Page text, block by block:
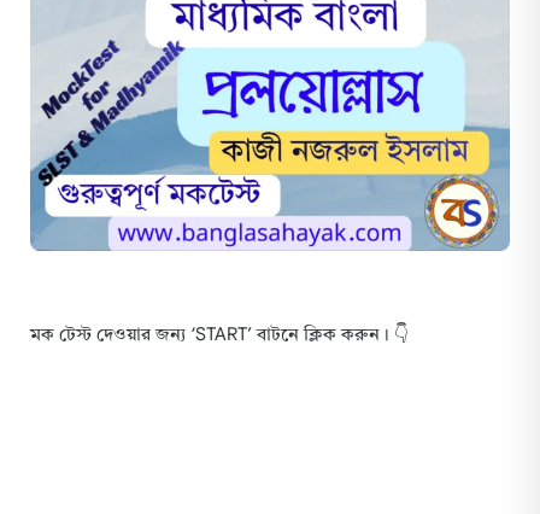
মক টেস্ট দেওয়ার জন্য ‘START’ বাটনে ক্লিক করুন। 👇